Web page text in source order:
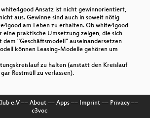
Ansatz ist nicht gewinnorientiert,
aus. Gewinne sind auch in soweit nötig
am Leben zu erhalten. Ob white4good
eine praktische Umsetzung zeigen, die sich
dem "Geschäftsmodell" auseinandersetzen
können Leasing-Modelle gehören um
zu halten (anstatt den Kreislauf
Restmüll zu verlassen).
e.V–– About–– Apps–– Imprint–– Privacy––
c3voc